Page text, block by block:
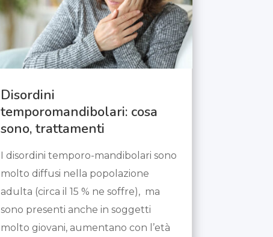
Disordini
temporomandibolari: cosa
sono, trattamenti
I disordini temporo-mandibolari sono
molto diffusi nella popolazione
adulta (circa il 15 % ne soffre), ma
sono presenti anche in soggetti
molto giovani, aumentano con l’età